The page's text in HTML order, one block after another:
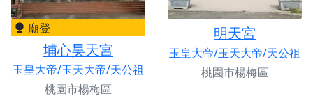
廟登
埔心昊天宮
玉皇大帝/玉天大帝/天公祖
桃園市楊梅區
明天宮
玉皇大帝/玉天大帝/天公祖
桃園市楊梅區